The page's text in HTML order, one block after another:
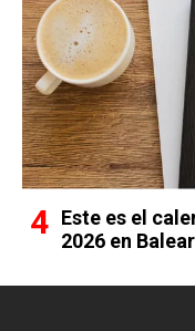
Este es el
2026 en